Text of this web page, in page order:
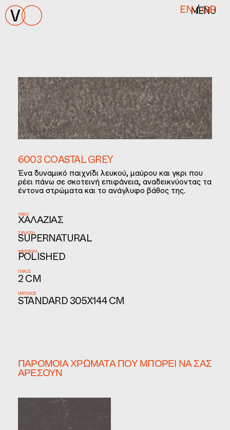
MENU
EN/GR
6003 COASTAL GREY
Ένα δυναμικό παιχνίδι λευκού, μαύρου και γκρι που
ρέει πάνω σε σκοτεινή επιφάνεια, αναδεικνύοντας τα
έντονα στρώματα και το ανάγλυφο βάθος της.
ΥΛΙΚΌ
ΧΑΛΑΖΊΑΣ
ΣΥΛΛΟΓΉ
SUPERNATURAL
ΦΙΝΊΡΙΣΜΑ
POLISHED
ΠΆΧΟΣ
2 CM
ΜΈΓΕΘΟΣ
STANDARD 305X144 CM
ΠΑΡΌΜΟΙΑ ΧΡΏΜΑΤΑ ΠΟΥ ΜΠΟΡΕΊ ΝΑ ΣΑΣ
ΑΡΈΣΟΥΝ